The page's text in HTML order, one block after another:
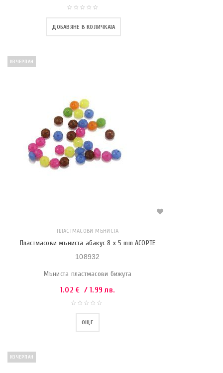
ДОБАВЯНЕ В КОЛИЧКАТА
ИЗЧЕРПАН
ПЛАСТМАСОВИ МЪНИСТА
Пластмасови мъниста абакус 8 x 5 mm АСОРТЕ
108932
Мъниста пластмасови бижута
1.02€ / 1.99 лв.
ОЩЕ
ИЗЧЕРПАН